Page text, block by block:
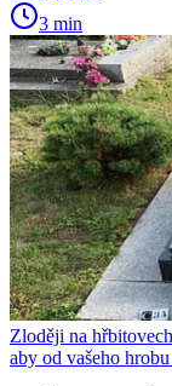
3 min
Zloději na
aby od vašeho